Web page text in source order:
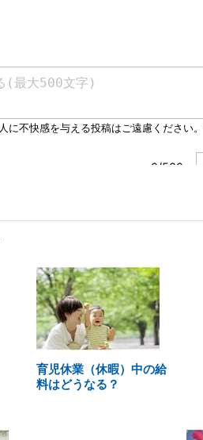
育児休業（休暇）中の給
料はどうなる？